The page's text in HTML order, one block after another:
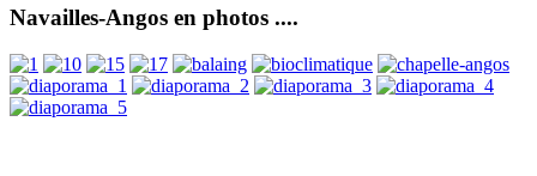
Navailles-Angos en photos ....